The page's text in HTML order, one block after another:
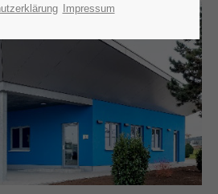
amet:
Impressum